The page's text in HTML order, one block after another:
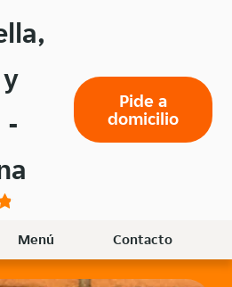
-
Pide a
domicilio
Menú Contacto